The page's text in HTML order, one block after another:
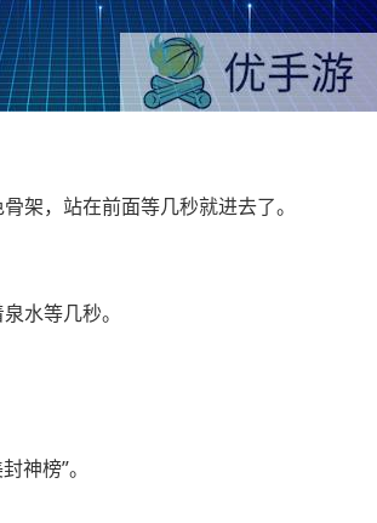
架，站在前面等几秒就进去了。
水等几秒。
神榜”。